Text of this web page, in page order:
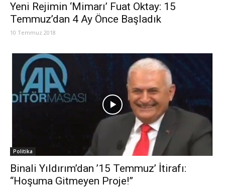
Yeni Rejimin ‘Mimarı’ Fuat Oktay: 15
Temmuz’dan 4 Ay Önce Başladık
10 Temmuz 2018
Politika
Binali Yıldırım’dan ’15 Temmuz’ İtirafı:
“Hoşuma Gitmeyen Proje!”